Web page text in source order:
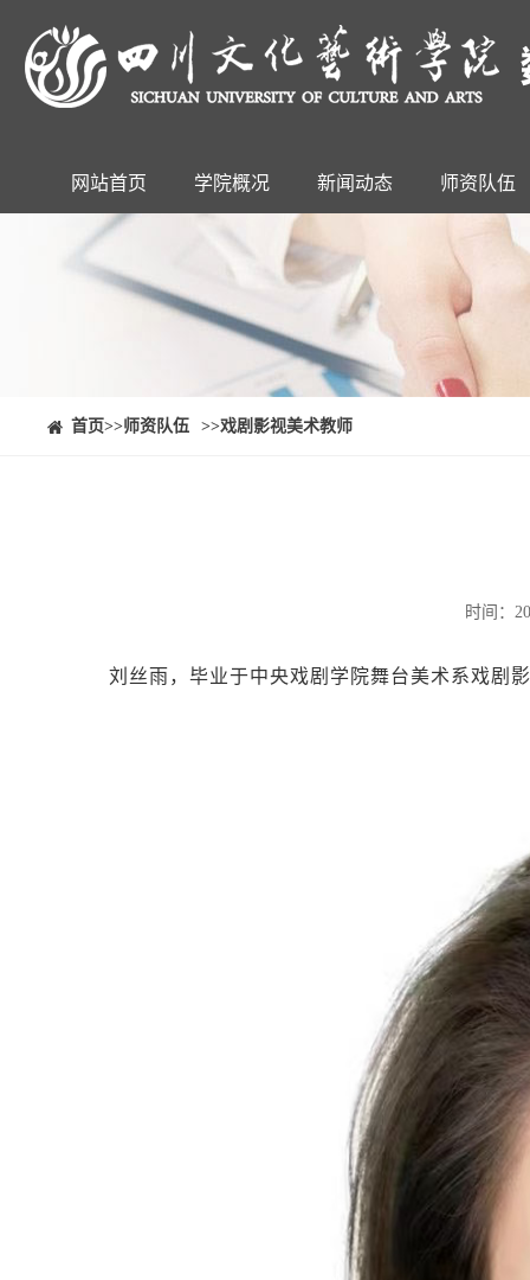
⠀⠀首页>>师资队伍 >>戏剧影视美术教师
时间：
刘丝雨，毕业于中央戏剧学院舞台美术系戏剧
网站首页 学院概况 新闻动态 师资队伍